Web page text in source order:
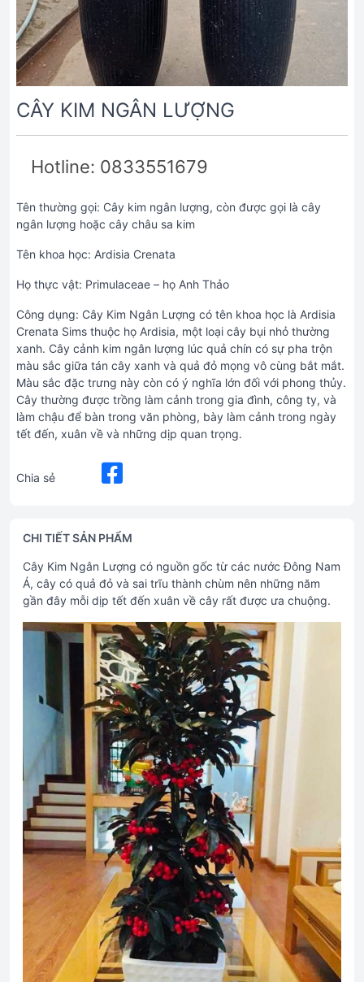
CÂY KIM NGÂN LƯỢNG
Hotline: 0833551679
Tên thường gọi: Cây kim ngân lượng, còn được gọi là cây
ngân lượng hoặc cây châu sa kim
Tên khoa học: Ardisia Crenata
Họ thực vật: Primulaceae – họ Anh Thảo
Công dụng: Cây Kim Ngân Lượng có tên khoa học là Ardisia
Crenata Sims thuộc họ Ardisia, một loại cây bụi nhỏ thường
xanh. Cây cảnh kim ngân lượng lúc quả chín có sự pha trộn
màu sắc giữa tán cây xanh và quả đỏ mọng vô cùng bắt mắt.
Màu sắc đặc trưng này còn có ý nghĩa lớn đối với phong thủy.
Cây thường được trồng làm cảnh trong gia đình, công ty, và
làm chậu để bàn trong văn phòng, bày làm cảnh trong ngày
tết đến, xuân về và những dịp quan trọng.
Chia sẻ
CHI TIẾT SẢN PHẨM
Cây Kim Ngân Lượng có nguồn gốc từ các nước Đông Nam
Á, cây có quả đỏ và sai trĩu thành chùm nên những năm
gần đây mỗi dịp tết đến xuân về cây rất được ưa chuộng.